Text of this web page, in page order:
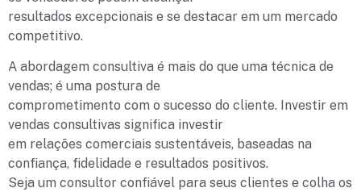
resultados excepcionais e se destacar em um mercado
competitivo.
A abordagem consultiva é mais do que uma técnica de
vendas; é uma postura de
comprometimento com o sucesso do cliente. Investir em
vendas consultivas significa investir
em relações comerciais sustentáveis, baseadas na
confiança, fidelidade e resultados positivos.
Seja um consultor confiável para seus clientes e colha os